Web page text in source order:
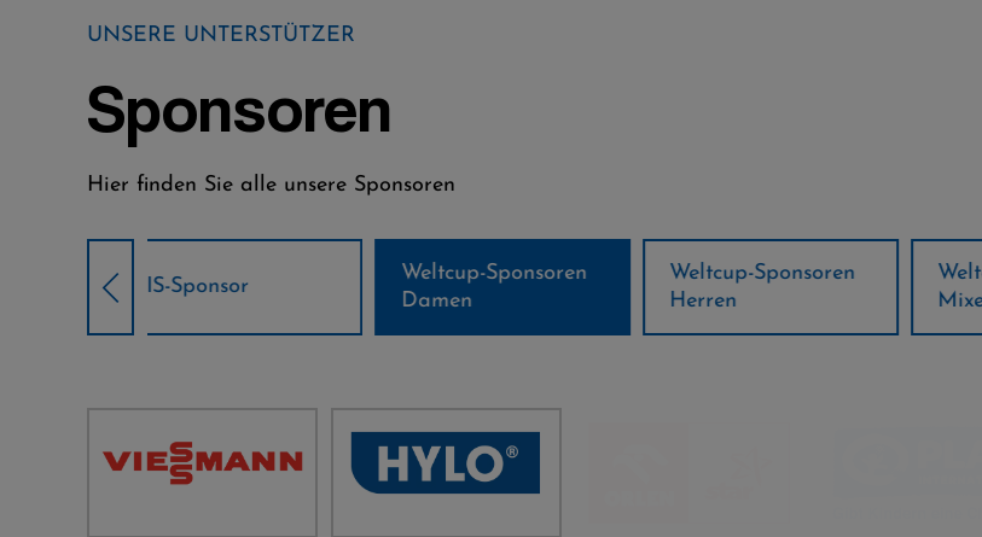
UNSERE UNTERSTÜTZER
Sponsoren
Hier finden Sie alle unsere Sponsoren
Weltcup-Sponsoren
Damen
Weltcup-Sponsoren
Herren
Weltcup-Sponsoren
Mixed-Team